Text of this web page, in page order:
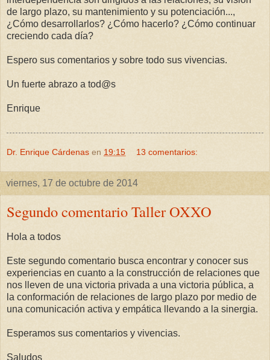
de largo plazo, su mantenimiento y su potenciación...,
¿Cómo desarrollarlos? ¿Cómo hacerlo? ¿Cómo continuar
creciendo cada día?
Espero sus comentarios y sobre todo sus vivencias.
Un fuerte abrazo a tod@s
Enrique
Dr. Enrique Cárdenas en 19:15 13 comentarios:
viernes, 17 de octubre de 2014
Segundo comentario Taller OXXO
Hola a todos
Este segundo comentario busca encontrar y conocer sus
experiencias en cuanto a la construcción de relaciones que
nos lleven de una victoria privada a una victoria pública, a
la conformación de relaciones de largo plazo por medio de
una comunicación activa y empática llevando a la sinergia.
Esperamos sus comentarios y vivencias.
Saludos